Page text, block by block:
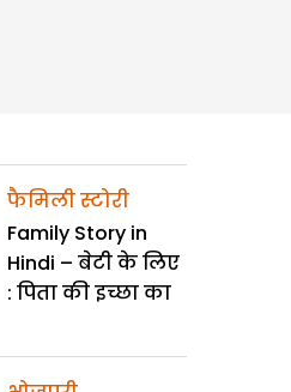
फैमिली स्टोरी
Family Story in
Hindi – बेटी के लिए
: पिता की इच्छा का